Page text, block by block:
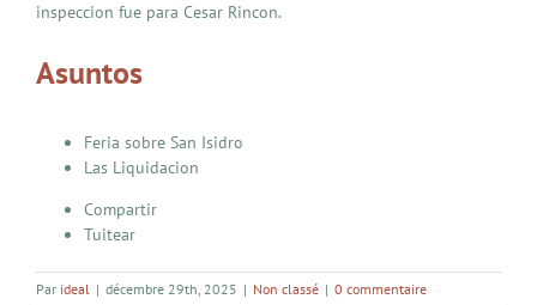
inspeccion fue para Cesar Rincon.
Asuntos
Feria sobre San Isidro
Las Liquidacion
Compartir
Tuitear
Par ideal | décembre 29th, 2025 | Non classé | 0 commentaire